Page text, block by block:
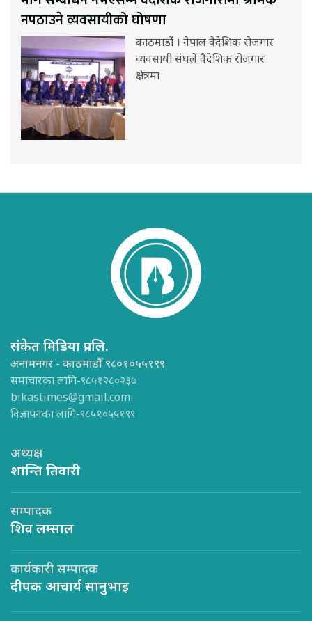
नपठाउने व्यवसायीको घोषणा
काठमाडौंं । नेपाल वैदेशिक रोजगार
व्यवसायी संघले वैदेशिक रोजगार
क्षेत्रमा
संकेत मिडिया प्रा.लि.
अनामनगर - काठमाडौँ ९८०१०५५१९९
समाचारका लागि-९८५१२८०२३७
bikastimes@gmail.com
विज्ञापनका लागि-९८५१०५५१९९
अध्यक्ष
शान्ति तिवारी
सम्पादक
शिव लम्साल
कार्यकारी सम्पादक
दीपक आचार्य सानुभाइ